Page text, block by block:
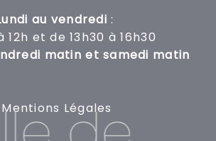
au vendredi :
12h et de 13h30 à 16h30
matin et samedi matin
Mentions Légales